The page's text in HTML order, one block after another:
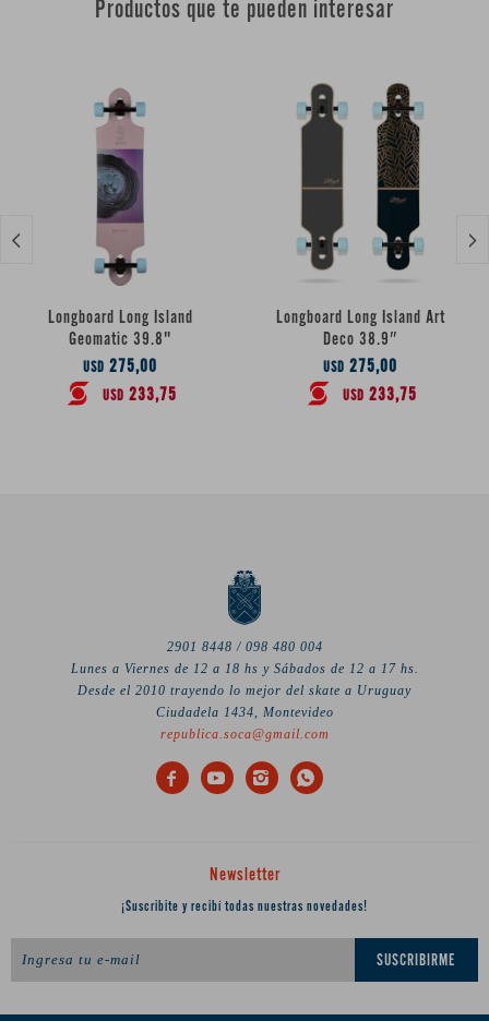
Productos que te pueden interesar
Longboard Long Island
Geomatic 39.8"
USD 275,00
USD 233,75
Longboard Long Island Art
Deco 38.9″
USD 275,00
USD 233,75
 
2901 8448 / 098 480 004
Lunes a Viernes de 12 a 18 hs y Sábados de 12 a 17 hs.
Desde el 2010 trayendo lo mejor del skate a Uruguay
Ciudadela 1434, Montevideo
republica.soca@gmail.com
   
Newsletter
¡Suscribite y recibí todas nuestras novedades!
SUSCRIBIRME